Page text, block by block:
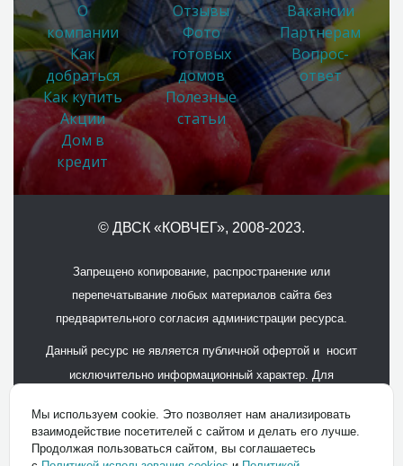
О
компании
Как
добраться
Как купить
Акции
Дом в
кредит
Отзывы
Фото
готовых
домов
Полезные
статьи
Вакансии
Партнерам
Вопрос-
ответ
© ДВСК «КОВЧЕГ», 2008-2023.
Запрещено копирование, распространение или
перепечатывание любых материалов сайта без
предварительного согласия администрации ресурса.
Данный ресурс не является публичной офертой и носит
исключительно информационный характер. Для
продаж.
Политика конфиденциальности
Мы используем cookie. Это позволяет нам анализировать
взаимодействие посетителей с сайтом и делать его лучше.
Продолжая пользоваться сайтом, вы соглашаетесь